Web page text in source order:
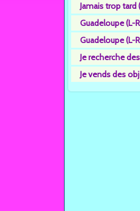
Jamais trop tard
Guadeloupe (L-
Guadeloupe (L-
Je recherche
Je vends des